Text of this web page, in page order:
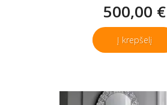
500,00 €
Į krepšelį